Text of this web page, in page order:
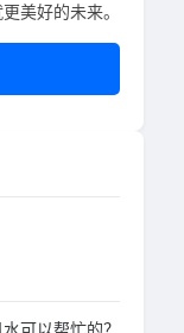
美好的未来。
可以帮忙的？